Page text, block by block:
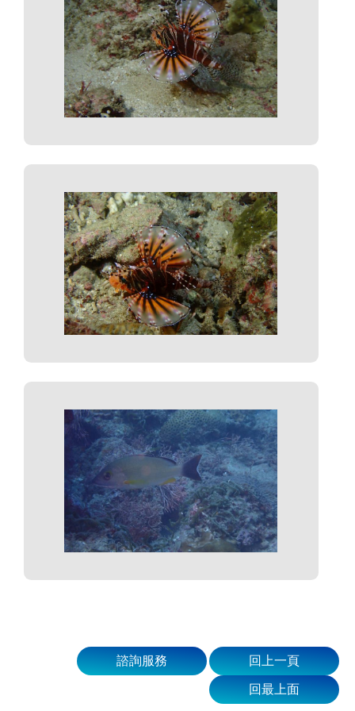
諮詢服務 回上一頁
回最上面